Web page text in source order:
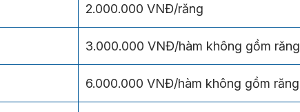
2.000.000 VNĐ/răng
3.000.000 VNĐ/hàm không gồm răng
6.000.000 VNĐ/hàm không gồm răng